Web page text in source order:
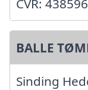
CVR:
BALLE
Sinding